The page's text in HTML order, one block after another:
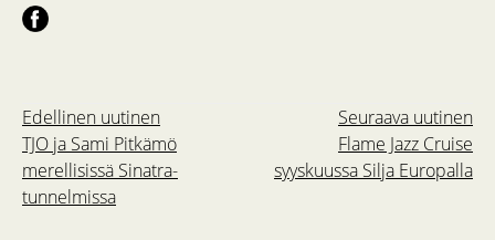
Seuraava uutinen
Flame Jazz Cruise
syyskuussa Silja Europalla
Edellinen uutinen
TJO ja Sami Pitkämö
merellisissä Sinatra-
tunnelmissa